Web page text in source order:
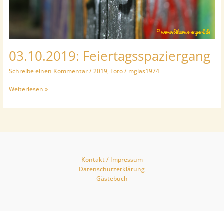
03.10.2019: Feiertagsspaziergang
Schreibe einen Kommentar /2019, Foto/ mglas1974
03.10.2019:
Weiterlesen »
Kontakt / Impressum
Datenschutzerklärung
Gästebuch